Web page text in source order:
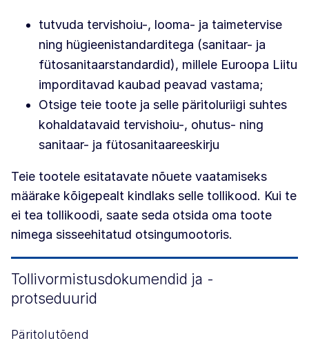
tutvuda tervishoiu-, looma- ja taimetervise
ning hügieenistandarditega (sanitaar- ja
fütosanitaarstandardid), millele Euroopa Liitu
imporditavad kaubad peavad vastama;
Otsige teie toote ja selle päritoluriigi suhtes
kohaldatavaid tervishoiu-, ohutus- ning
sanitaar- ja fütosanitaareeskirju
Teie tootele esitatavate nõuete vaatamiseks
määrake kõigepealt kindlaks selle tollikood. Kui te
ei tea tollikoodi, saate seda otsida oma toote
nimega sisseehitatud otsingumootoris.
Tollivormistusdokumendid ja -
protseduurid
Päritolutõend